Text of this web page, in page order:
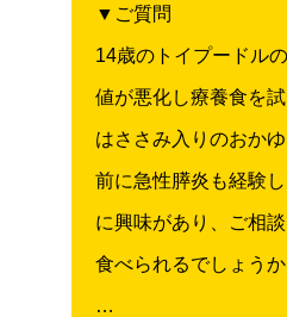
▼ご質問
14歳のトイプードル
値が悪化し療養食を
はささみ入りのおか
前に急性膵炎も経験
に興味があり、ご相
食べられるでしょうか
…